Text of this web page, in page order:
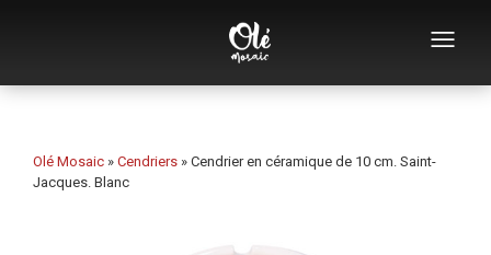
Qui sommes-nous
Olé Mosaic » Cendriers » Cendrier en céramique de 10 cm. Saint-
Jacques. Blanc